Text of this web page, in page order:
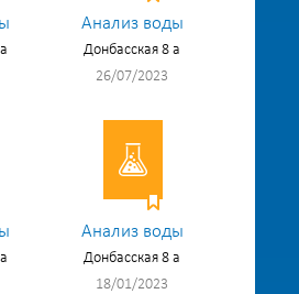
Анализ воды
Донбасская 8 а
26/07/2023
Анализ воды
Донбасская 8 а
18/01/2023